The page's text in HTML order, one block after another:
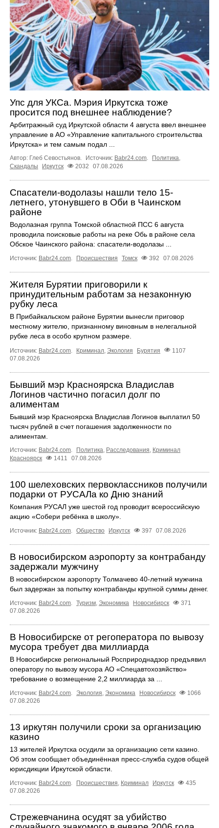
Упс для УКСа. Мэрия Иркутска тоже
просится под внешнее наблюдение?
Арбитражный суд Иркутской области 4 августа ввел внешнее
управление в АО «Управление капитального строительства
Иркутска» и тем самым подал ...
Автор: Глеб Севостьянов. Источник: Babr24.com. Политика,
Скандалы
Иркутск 2032 07.08.2026
Спасатели-водолазы нашли тело 15-
летнего, утонувшего в Оби в Чаинском
районе
Водолазная группа Томской областной ПСС 6 августа
проводила поисковые работы на реке Обь в районе села
Обское Чаинского района: спасатели-водолазы ...
Источник: Babr24.com. Происшествия Томск 392 07.08.2026
Жителя Бурятии приговорили к
принудительным работам за незаконную
рубку леса
В Прибайкальском районе Бурятии вынесли приговор
местному жителю, признанному виновным в нелегальной
рубке леса в особо крупном размере.
Источник: Babr24.com Криминал Экология Бурятия
1107
07.08.2026
Бывший мэр Красноярска Владислав
Логинов частично погасил долг по
алиментам
Бывший мэр Красноярска Владислав Логинов выплатил 50
тысяч рублей в счет погашения задолженности по
алиментам.
Источник: Babr24.com Политика Расследования Криминал
Красноярск
1411 07.08.2026
100 шелеховских первоклассников получили
подарки от РУСАЛа ко Дню знаний
Компания РУСАЛ уже шестой год проводит всероссийскую
акцию «Собери ребёнка в школу».
Источник: Babr24.com Общество Иркутск 397 07.08.2026
В новосибирском аэропорту за контрабанду
задержали мужчину
В новосибирском аэропорту Толмачево 40-летний мужчина
был задержан за попытку контрабанды крупной суммы денег.
Источник: Babr24.com. Туризм, Экономика Новосибирск
371
07.08.2026
В Новосибирске от регоператора по вывозу
мусора требует два миллиарда
В Новосибирске региональный Росприроднадзор предъявил
оператору по вывозу мусора АО «Спецавтохозяйство»
требование о возмещение 2,2 миллиарда за ...
Источник: Babr24.com. Экология, Экономика Новосибирск
1066
07.08.2026
13 иркутян получили сроки за организацию
казино
13 жителей Иркутска осудили за организацию сети казино.
Об этом сообщает объединённая пресс‑служба судов общей
юрисдикции Иркутской области.
Источник: Babr24.com. Происшествия, Криминал Иркутск
435
07.08.2026
Стрежевчанина осудят за убийство